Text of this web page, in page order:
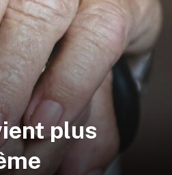
plus